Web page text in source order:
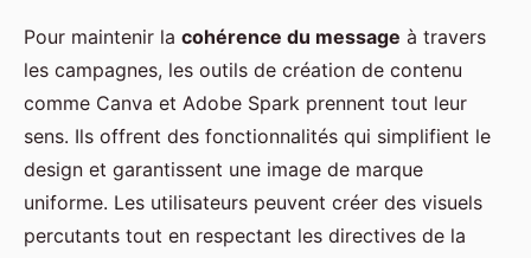
Pour maintenir la cohérence du message à travers
les campagnes, les outils de création de contenu
comme Canva et Adobe Spark prennent tout leur
sens. Ils offrent des fonctionnalités qui simplifient le
design et garantissent une image de marque
uniforme. Les utilisateurs peuvent créer des visuels
percutants tout en respectant les directives de la